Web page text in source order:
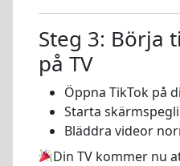
Steg 3: Börja
på TV
Öppna TikTok på
Starta
Bläddra videor
Din TV kommer nu